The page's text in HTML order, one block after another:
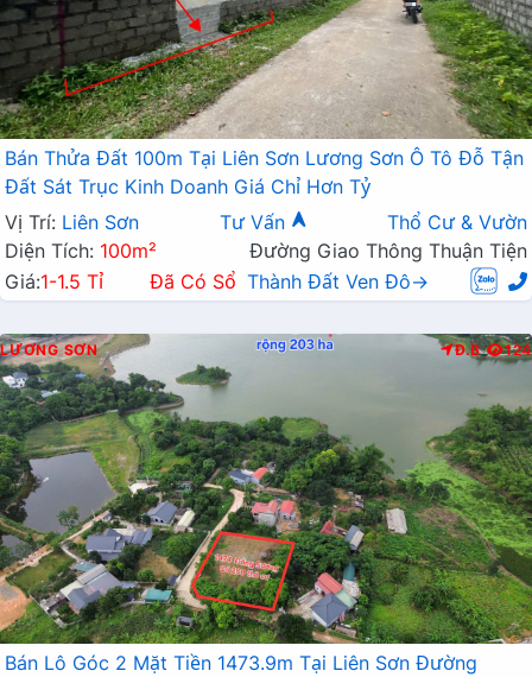
Bán Thửa Đất 100m Tại Liên Sơn Lương Sơn Ô Tô Đỗ Tận
Đất Sát Trục Kinh Doanh Giá Chỉ Hơn Tỷ
Vị Trí: Liên Sơn Tư Vấn
Thổ Cư & Vườn
Diện Tích: 100m²
Đường Giao Thông Thuận Tiện
Giá:1-1.5 Tỉ Đã Có Sổ Thành Đất Ven Đô→
LƯƠNG SƠN Đ.B 124
Bán Lô Góc 2 Mặt Tiền 1473.9m Tại Liên Sơn Đường